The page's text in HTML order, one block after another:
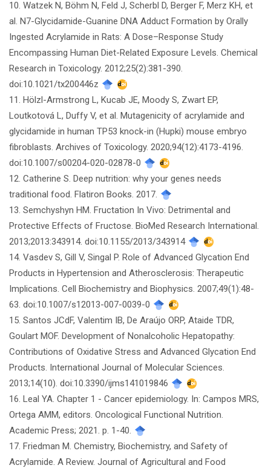
10. Watzek N, Böhm N, Feld J, Scherbl D, Berger F, Merz KH, et
al. N7-Glycidamide-Guanine DNA Adduct Formation by Orally
Ingested Acrylamide in Rats: A Dose–Response Study
Encompassing Human Diet-Related Exposure Levels. Chemical
Research in Toxicology. 2012;25(2):381-390.
doi:10.1021/tx200446z
11. Hölzl-Armstrong L, Kucab JE, Moody S, Zwart EP,
Loutkotová L, Duffy V, et al. Mutagenicity of acrylamide and
glycidamide in human TP53 knock-in (Hupki) mouse embryo
fibroblasts. Archives of Toxicology. 2020;94(12):4173-4196.
doi:10.1007/s00204-020-02878-0
12. Catherine S. Deep nutrition: why your genes needs
traditional food. Flatiron Books. 2017.
13. Semchyshyn HM. Fructation In Vivo: Detrimental and
Protective Effects of Fructose. BioMed Research International.
2013;2013:343914. doi:10.1155/2013/343914
14. Vasdev S, Gill V, Singal P. Role of Advanced Glycation End
Products in Hypertension and Atherosclerosis: Therapeutic
Implications. Cell Biochemistry and Biophysics. 2007;49(1):48-
63. doi:10.1007/s12013-007-0039-0
15. Santos JCdF, Valentim IB, De Araújo ORP, Ataide TDR,
Goulart MOF. Development of Nonalcoholic Hepatopathy:
Contributions of Oxidative Stress and Advanced Glycation End
Products. International Journal of Molecular Sciences.
2013;14(10). doi:10.3390/ijms141019846
16. Leal YA. Chapter 1 - Cancer epidemiology. In: Campos MRS,
Ortega AMM, editors. Oncological Functional Nutrition.
Academic Press; 2021. p. 1-40.
17. Friedman M. Chemistry, Biochemistry, and Safety of
Acrylamide. A Review. Journal of Agricultural and Food